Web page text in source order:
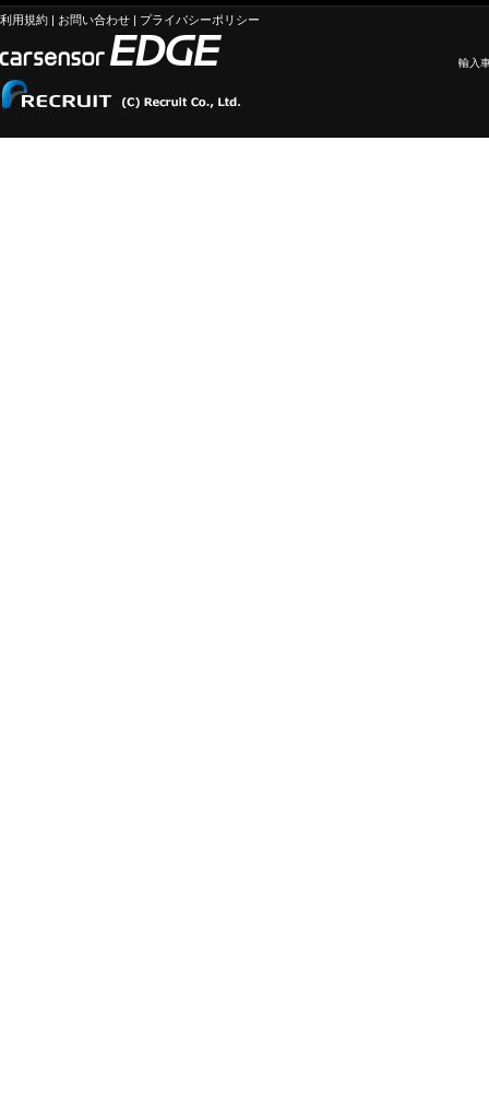
利用規約 | お問い合わせ | プライバシーポリシー
輸入